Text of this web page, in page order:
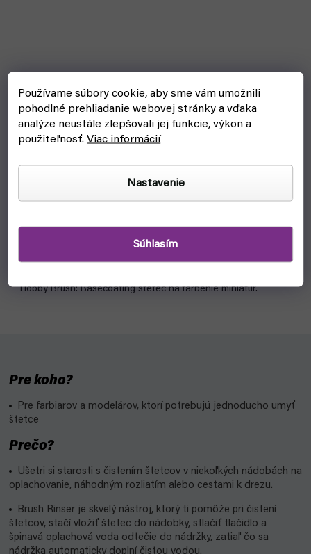
Používame súbory cookie, aby sme vám umožnili
pohodlné prehliadanie webovej stránky a vďaka
analýze neustále zlepšovali jej funkcie, výkon a
použiteľnosť.Viac informácií
Nastavenie
Súhlasím
skladom, ihneď na odoslanie
Hobby Brush: Basecoating štetec na farbenie miniatúr.
Pre koho?
Pre farbiarov a modelárov, ktorí potrebujú jednoducho umyť
štetce
Prečo?
Ušetri si starosti s čistením štetcov v niekoľkých nádobách na
oplachovanie, náhodným rozliatím alebo cestami k drezu.
Brush Rinser je skvelý nástroj, ktorý ti pomôže pri čistení
štetcov, stačí vložiť štetec do nádobky, stlačiť tlačidlo a
špinavá oplachová voda odtečie do nádržky, zatiaľ čo sa
nádržka automaticky doplní čistou vodou.